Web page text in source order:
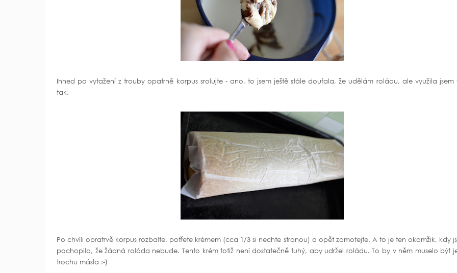
Ihned po vytažení z trouby opatrně korpus srolujte - ano, to jsem ještě stále doufala, že udělám roládu, ale využila jsem
tak.
Po chvíli opratrvě korpus rozbalte, potřete krémem (cca 1/3 si nechte stranou) a opět zamotejte. A to je ten okamžik, kdy
pochopila, že žádná roláda nebude. Tento krém totiž není dostatečně tuhý, aby udržel roládu. To by v něm muselo být
trochu másla :-)